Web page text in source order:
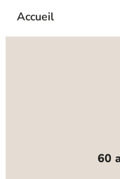
stabilité et pérennité.
Accueil
60